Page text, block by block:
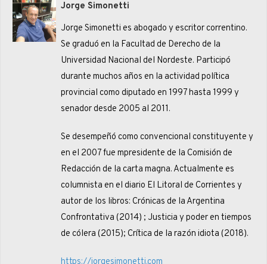
Jorge Simonetti
Jorge Simonetti es abogado y escritor correntino.
Se graduó en la Facultad de Derecho de la
Universidad Nacional del Nordeste. Participó
durante muchos años en la actividad política
provincial como diputado en 1997 hasta 1999 y
senador desde 2005 al 2011.
Se desempeñó como convencional constituyente y
en el 2007 fue mpresidente de la Comisión de
Redacción de la carta magna. Actualmente es
columnista en el diario El Litoral de Corrientes y
autor de los libros: Crónicas de la Argentina
Confrontativa (2014) ; Justicia y poder en tiempos
de cólera (2015); Crítica de la razón idiota (2018).